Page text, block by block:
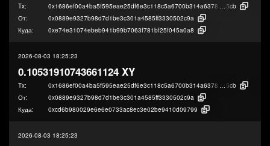
Tx: 0x1686ef00a4ba5f595eae25df6e3c118c5a6700b314a637842919f6104c5c8
5cb
От:
0x0889e9327b98d7d1be3c301a4585ff3330502c9a
Куда:
0xe74e31074ebeb941b99b7063f781bf25f045a0a8
2026-08-03 18:25:23
0.10531910743661124 XY
Tx: 0x1686ef00a4ba5f595eae25df6e3c118c5a6700b314a637842919f6104c5c8
5cb
От:
0x0889e9327b98d7d1be3c301a4585ff3330502c9a
Куда:
0xcd6b980029e6e6e0733ac8ec3e02be9410d09799
2026-08-03 18:25:23